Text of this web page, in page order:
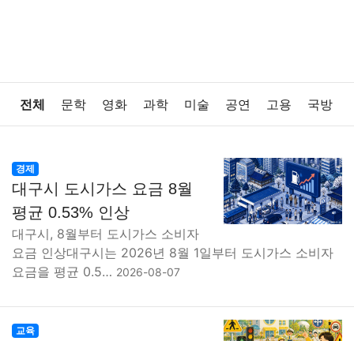
전체 문학 영화 과학 미술 공연 고용 국방
보건 질병 가요 방송 일상 주식 암호화폐
블록체인 결혼 육아 반려동물
증권 인테리어 요리 상품리뷰
게임 자동차 취미 여행
경제
대구시 도시가스 요금 8월
평균 0.53% 인상
대구시, 8월부터 도시가스 소비자
요금 인상대구시는 2026년 8월 1일부터 도시가스 소비자
요금을 평균 0.5… 2026-08-07
교육